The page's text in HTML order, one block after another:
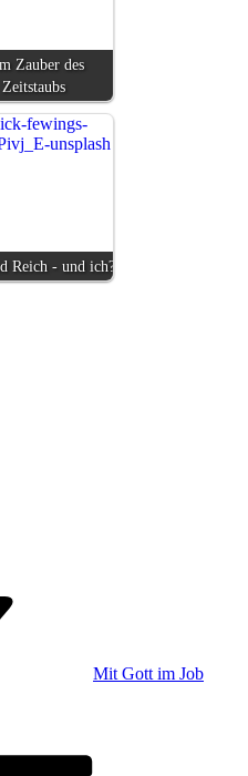
Zauber des
Zeitstaubs
Reich - und ich?
Mit Gott im Job